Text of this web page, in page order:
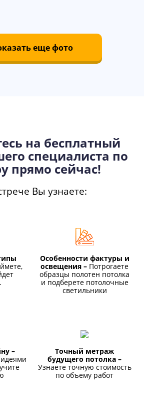
еще фото
на бесплатный
специалиста по
прямо сейчас!
Вы узнаете:
Особенности фактуры и
освещения – Потрогаете
образцы полотен потолка
и подберете потолочные
светильники
–
Точный метраж
будущего потолка –
Узнаете точную стоимость
по объему работ